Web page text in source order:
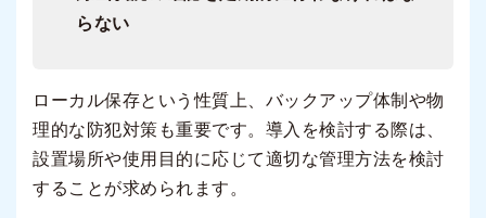
らない
ローカル保存という性質上、バックアップ体制や物
理的な防犯対策も重要です。導入を検討する際は、
設置場所や使用目的に応じて適切な管理方法を検討
することが求められます。